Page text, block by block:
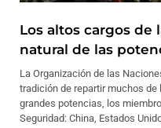
Los altos cargos de
natural de las
La Organización de las
tradición de repartir muchos
grandes potencias, los
Seguridad: China, Estados